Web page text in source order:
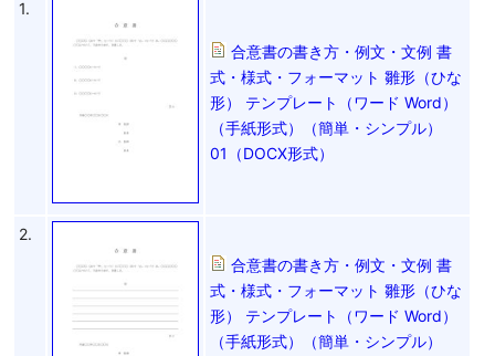
1.
合意書の書き方・例文・文例 書
式・様式・フォーマット 雛形（ひな
形） テンプレート（ワード Word）
（手紙形式）（簡単・シンプル）
01（DOCX形式）
2.
合意書の書き方・例文・文例 書
式・様式・フォーマット 雛形（ひな
形） テンプレート（ワード Word）
（手紙形式）（簡単・シンプル）